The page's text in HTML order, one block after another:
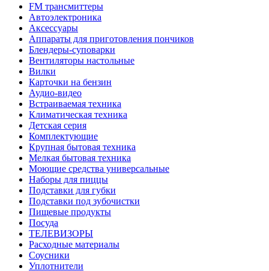
FM трансмиттеры
Автоэлектроника
Аксессуары
Аппараты для приготовления пончиков
Блендеры-суповарки
Вентиляторы настольные
Вилки
Карточки на бензин
Аудио-видео
Встраиваемая техника
Климатическая техника
Детская серия
Комплектующие
Крупная бытовая техника
Мелкая бытовая техника
Моющие средства универсальные
Наборы для пиццы
Подставки для губки
Подставки под зубочистки
Пищевые продукты
Посуда
ТЕЛЕВИЗОРЫ
Расходные материалы
Соусники
Уплотнители